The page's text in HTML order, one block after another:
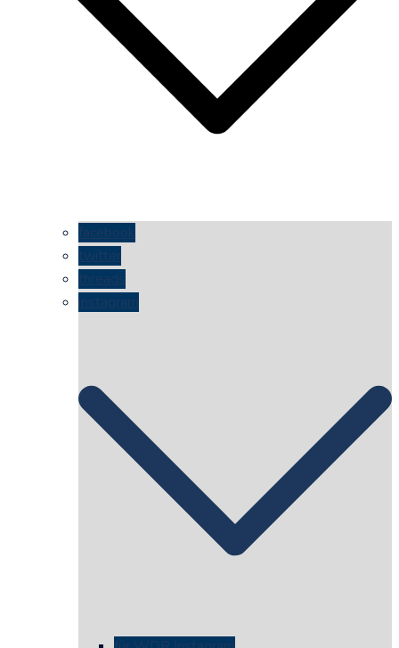
facebook
twitter
threads
instagram